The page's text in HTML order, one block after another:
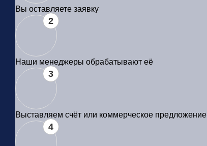
Вы оставляете заявку
2
Наши менеджеры обрабатывают её
3
Выставляем счёт или коммерческое предложение
4